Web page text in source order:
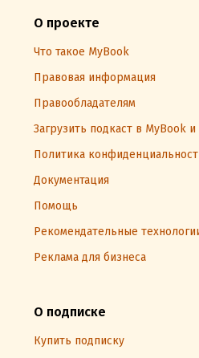
О проекте
Что такое MyBook
Правовая информация
Правообладателям
Загрузить подкаст в MyBook
Политика
Документация
Помощь
Рекомендательные
Реклама для бизнеса
О подписке
Купить подписку